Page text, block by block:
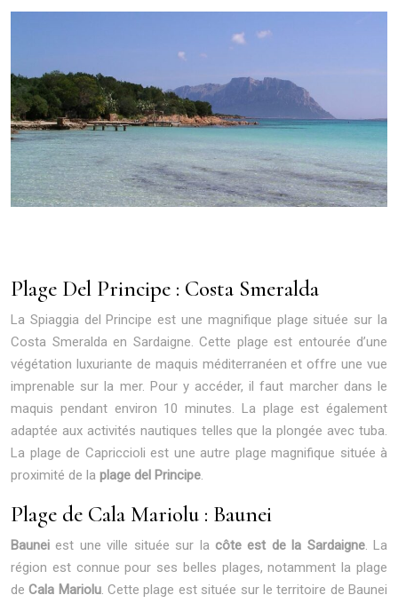
Plage Del Principe : Costa Smeralda
La Spiaggia del Principe est une magnifique plage située sur la
Costa Smeralda en Sardaigne. Cette plage est entourée d’une
végétation luxuriante de maquis méditerranéen et offre une vue
imprenable sur la mer. Pour y accéder, il faut marcher dans le
maquis pendant environ 10 minutes. La plage est également
adaptée aux activités nautiques telles que la plongée avec tuba.
La plage de Capriccioli est une autre plage magnifique située à
proximité de la plage del Principe.
Plage de Cala Mariolu : Baunei
Baunei est une ville située sur la côte est de la Sardaigne. La
région est connue pour ses belles plages, notamment la plage
deCala Mariolu. Cette plage est située sur le territoire de Baunei